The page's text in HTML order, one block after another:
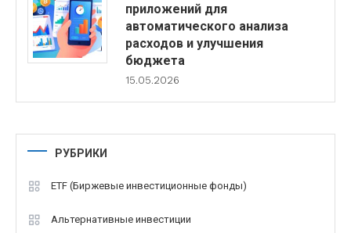
приложений для
автоматического анализа
расходов и улучшения
бюджета
15.05.2026
РУБРИКИ
ETF (Биржевые инвестиционные фонды)
Альтернативные инвестиции